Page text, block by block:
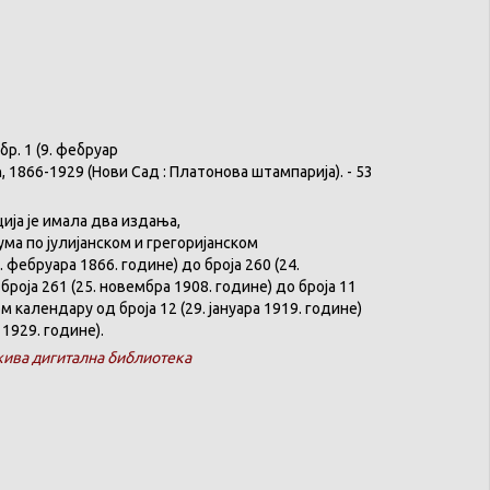
бр. 1 (9. фебруар
, 1866-1929 (Нови Сад : Платонова штампарија). - 53
је имала два издања,
по јулијанском и грегоријанском
фебруара 1866. године) до броја 260 (24.
261 (25. новембра 1908. године) до броја 11
календаруод броја 12 (29. јануара 1919. године)
године).
дигитална библиотека